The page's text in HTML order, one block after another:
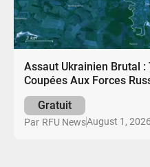
Assaut Ukrainien Brutal :
Coupées Aux Forces
Gratuit
Par RFU NewsAugust 1, 2026